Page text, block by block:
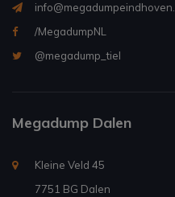
/MegadumpNL
@megadump_tiel
Megadump Dalen
Kleine Veld 45
7751 BG Dalen